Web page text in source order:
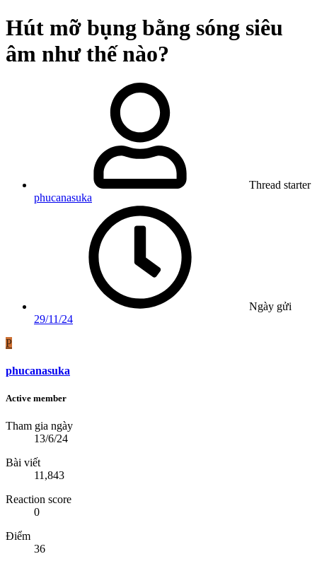
Hút mỡ bụng bằng sóng siêu
âm như thế nào?
Thread starter
phucanasuka
Ngày gửi
29/11/24
P
phucanasuka
Active member
Tham gia ngày
13/6/24
Bài viết
11,843
Reaction score
0
Điểm
36